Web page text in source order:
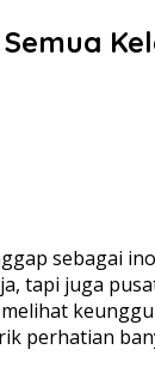
sebagai
tapi juga
perhatian